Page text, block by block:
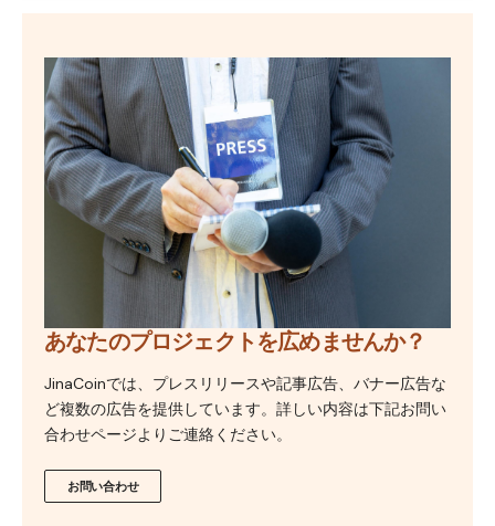
あなたのプロジェクトを広めませんか？
JinaCoinでは、プレスリリースや記事広告、バナー広告な
ど複数の広告を提供しています。詳しい内容は下記お問い
合わせページよりご連絡ください。
お問い合わせ